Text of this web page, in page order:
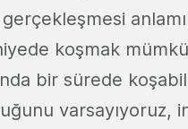
koşmak
bir sürede
varsayıyoruz,